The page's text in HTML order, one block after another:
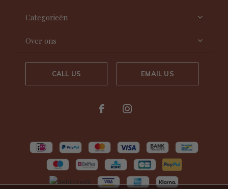
Categorieën
Over ons
CALL US EMAIL US